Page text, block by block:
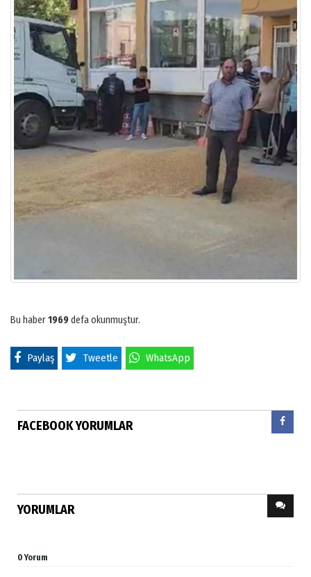
Bu haber1969defa okunmuştur.
Paylaş Tweetle WhatsApp
FACEBOOK YORUMLAR
YORUMLAR
0 Yorum